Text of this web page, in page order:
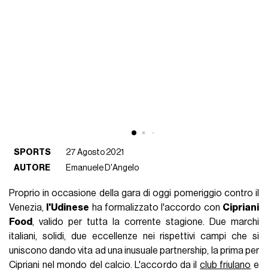
SPORTS
27 Agosto 2021
AUTORE
Emanuele D'Angelo
Proprio in occasione della gara di oggi pomeriggio contro il
Venezia,
l'Udinese ha formalizzato l'accordo con Cipriani
Food , valido per tutta la corrente stagione. Due marchi
italiani, solidi, due eccellenze nei rispettivi campi che si
uniscono dando vita ad una inusuale partnership, la prima per
Cipriani nel mondo del calcio. L'accordo da il club friulano e